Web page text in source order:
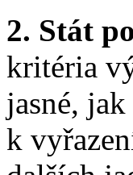
2. Stát
kritéria
jasné,
k